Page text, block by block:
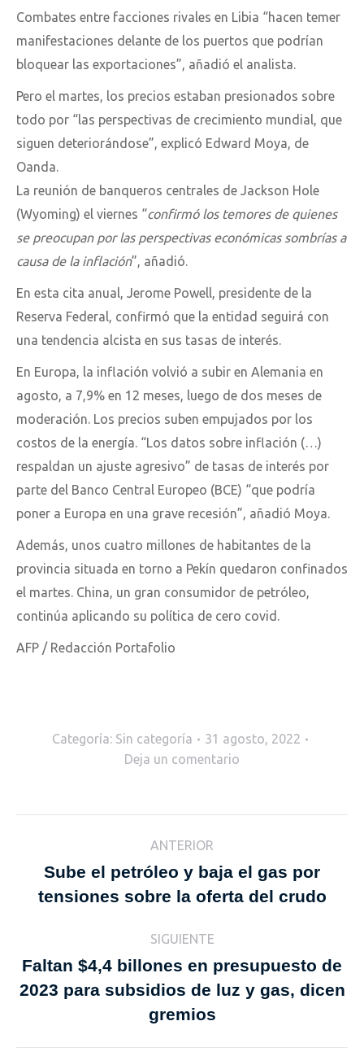
Combates entre facciones rivales en Libia “hacen temer
manifestaciones delante de los puertos que podrían
bloquear las exportaciones”, añadió el analista.
Pero el martes, los precios estaban presionados sobre
todo por “las perspectivas de crecimiento mundial, que
siguen deteriorándose”, explicó Edward Moya, de
Oanda.
La reunión de banqueros centrales de Jackson Hole
(Wyoming) el viernes “confirmó los temores de quienes
se preocupan por las perspectivas económicas sombrías a
causa de la inflación”, añadió.
En esta cita anual, Jerome Powell, presidente de la
Reserva Federal, confirmó que la entidad seguirá con
una tendencia alcista en sus tasas de interés.
En Europa, la inflación volvió a subir en Alemania en
agosto, a 7,9% en 12 meses, luego de dos meses de
moderación. Los precios suben empujados por los
costos de la energía. “Los datos sobre inflación (…)
respaldan un ajuste agresivo” de tasas de interés por
parte del Banco Central Europeo (BCE) “que podría
poner a Europa en una grave recesión”, añadió Moya.
Además, unos cuatro millones de habitantes de la
provincia situada en torno a Pekín quedaron confinados
el martes. China, un gran consumidor de petróleo,
continúa aplicando su política de cero covid.
AFP / Redacción Portafolio
Categoría: Sin categoría
31 agosto, 2022
Deja un comentario
Navegación
entre
publicaciones
ANTERIOR
Publicación
anterior:
Sube el petróleo y baja el gas por
tensiones sobre la oferta del crudo
SIGUIENTE
Publicación
siguiente:
Faltan $4,4 billones en presupuesto de
2023 para subsidios de luz y gas, dicen
gremios